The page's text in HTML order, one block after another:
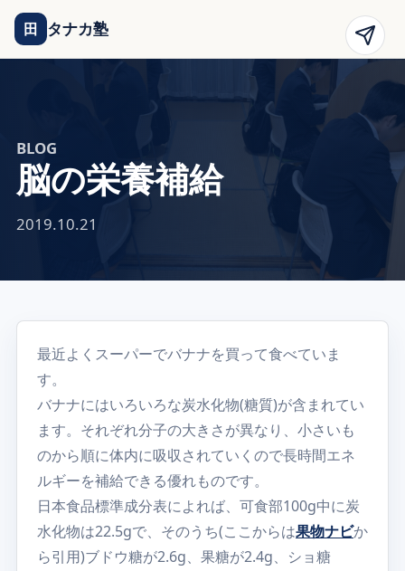
田 タナカ塾
BLOG
脳の栄養補給
2019.10.21
最近よくスーパーでバナナを買って食べていま
す。
バナナにはいろいろな炭水化物(糖質)が含まれてい
ます。それぞれ分子の大きさが異なり、小さいも
のから順に体内に吸収されていくので長時間エネ
ルギーを補給できる優れものです。
日本食品標準成分表によれば、可食部100g中に炭
水化物は22.5gで、そのうち(ここからは果物ナビか
ら引用)ブドウ糖が2.6g、果糖が2.4g、ショ糖